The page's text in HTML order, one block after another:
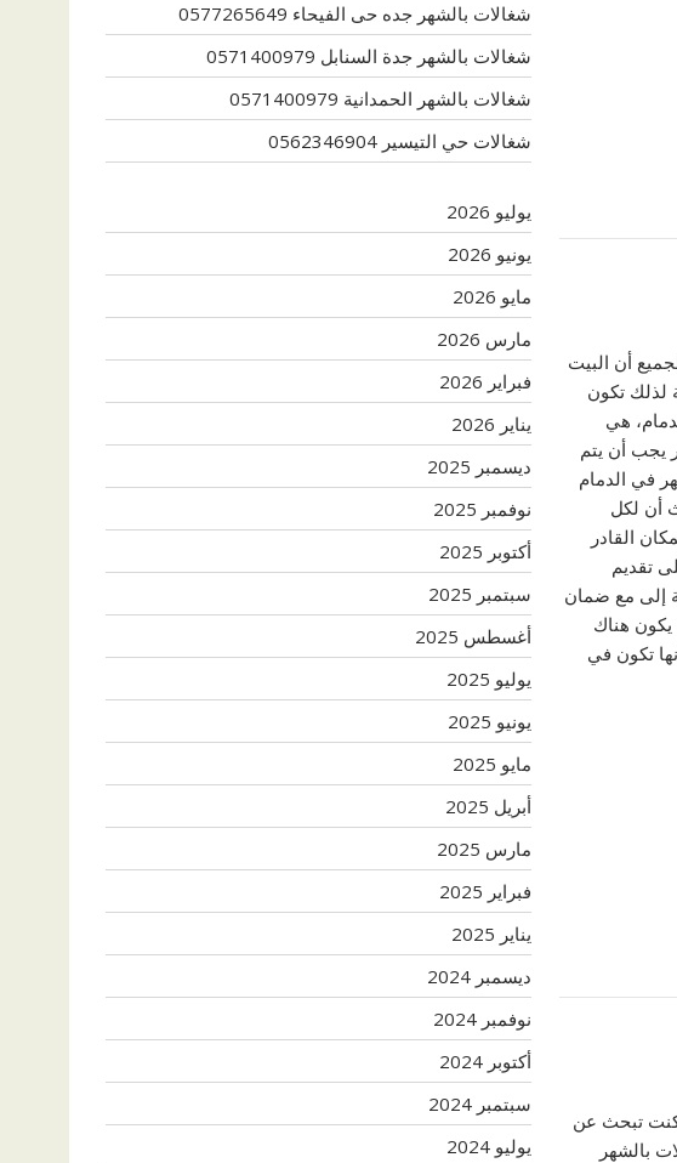
أن البيت
لذلك تكون
هي
يجب أن يتم
في الدمام
أن لكل
القادر
تقديم
إلى مع ضمان
يكون هناك
تكون في
تبحث عن
بالشهر
شغالات بالشهر جده حى الفيحاء 0577265649
شغالات بالشهر جدة السنابل 0571400979
شغالات بالشهر الحمدانية 0571400979
شغالات حي التيسير 0562346904
يوليو 2026
يونيو 2026
مايو 2026
مارس 2026
فبراير 2026
يناير 2026
ديسمبر 2025
نوفمبر 2025
أكتوبر 2025
سبتمبر 2025
أغسطس 2025
يوليو 2025
يونيو 2025
مايو 2025
أبريل 2025
مارس 2025
فبراير 2025
يناير 2025
ديسمبر 2024
نوفمبر 2024
أكتوبر 2024
سبتمبر 2024
يوليو 2024